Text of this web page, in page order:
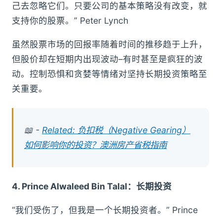
己去忽略它们。只要公司的基本策略没有改变，就
支持你的股票。” Peter Lynch
虽然股票市场的回报率随着时间的推移趋于上升，
但股价却在短期内出现波动–有时甚至是疯狂的波
动。控制恐惧和贪婪等情绪对坚持长期投资策略至
关重要。
📖 - Related: 负扣税（Negative Gearing）
如何影响你的投资？澳洲房产省税指南
4. Prince Alwaleed Bin Talal：长期投资
“我们受伤了，但我是一个长期投资者。” Prince